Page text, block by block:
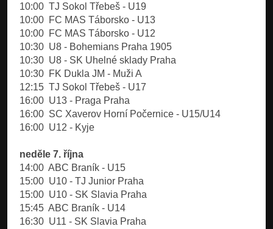
10:00 TJ Sokol Třebeš - U19
10:00 FC MAS Táborsko - U13
10:00 FC MAS Táborsko - U12
10:30 U8 - Bohemians Praha 1905
10:30 U8 - SK Uhelné sklady Praha
10:30 FK Dukla JM - Muži A
12:15 TJ Sokol Třebeš - U17
16:00 U13 - Praga Praha
16:00 SC Xaverov Horní Počernice - U15/U14
16:00 U12 - Kyje
neděle 7. října
14:00 ABC Braník - U15
15:00 U10 - TJ Junior Praha
15:00 U10 - SK Slavia Praha
15:45 ABC Braník - U14
16:30 U11 - SK Slavia Praha